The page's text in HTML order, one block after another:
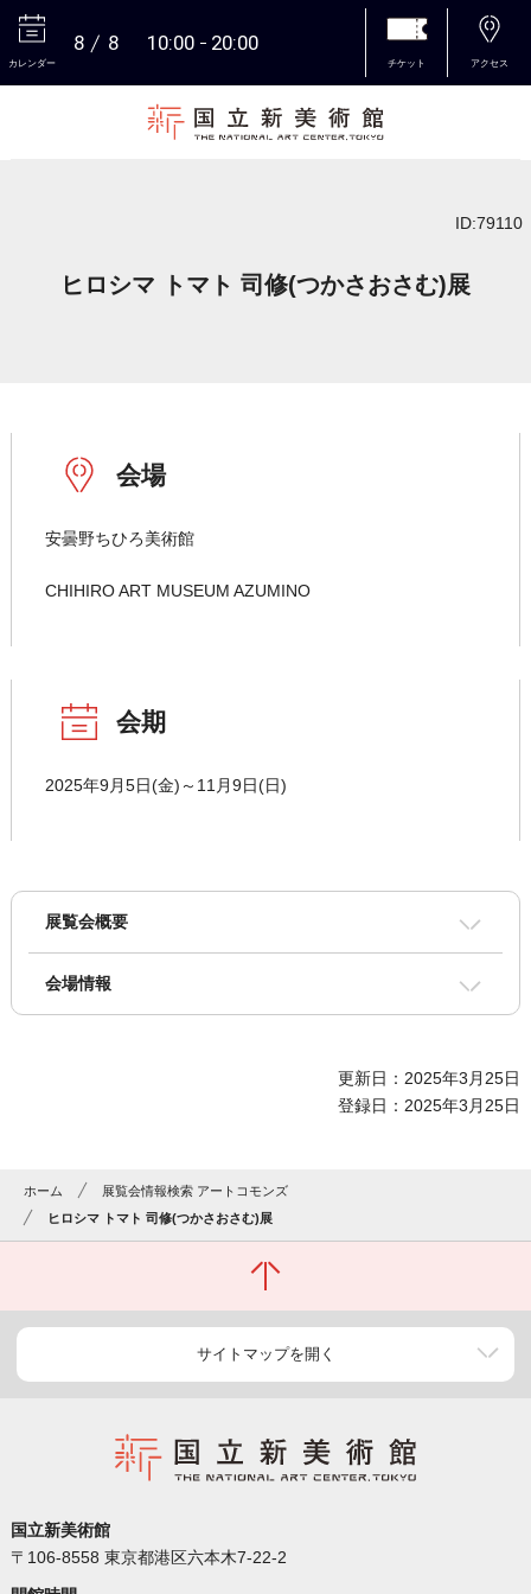
カレンダー
8 8 10:00 20:00
チケット アクセス
ID:79110
ヒロシマ トマト 司修(つかさおさむ)展
会場
安曇野ちひろ美術館
CHIHIRO ART MUSEUM AZUMINO
会期
2025年9月5日(金)～11月9日(日)
展覧会概要
会場情報
更新日：2025年3月25日
登録日：2025年3月25日
ホーム
展覧会情報検索 アートコモンズ
ヒロシマ トマト 司修(つかさおさむ)展
サイトマップを開く
国立新美術館
〒106-8558 東京都港区六本木7-22-2